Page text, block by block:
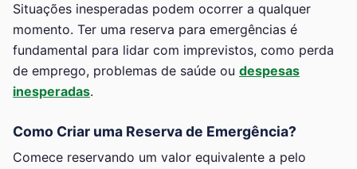
Situações inesperadas podem ocorrer a qualquer
momento. Ter uma reserva para emergências é
fundamental para lidar com imprevistos, como perda
de emprego, problemas de saúde ou despesas
inesperadas.
Como Criar uma Reserva de Emergência?
Comece reservando um valor equivalente a pelo